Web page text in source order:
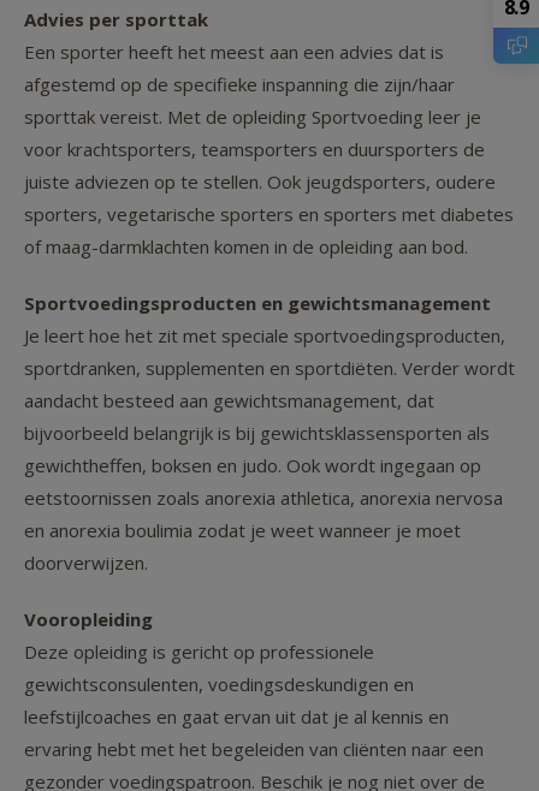
Advies per sporttak
Een sporter heeft het meest aan een advies dat is
afgestemd op de specifieke inspanning die zijn/haar
sporttak vereist. Met de opleiding Sportvoeding leer je
voor krachtsporters, teamsporters en duursporters de
juiste adviezen op te stellen. Ook jeugdsporters, oudere
sporters, vegetarische sporters en sporters met diabetes
of maag-darmklachten komen in de opleiding aan bod.
Sportvoedingsproducten en gewichtsmanagement
Je leert hoe het zit met speciale sportvoedingsproducten,
sportdranken, supplementen en sportdiëten. Verder wordt
aandacht besteed aan gewichtsmanagement, dat
bijvoorbeeld belangrijk is bij gewichtsklassensporten als
gewichtheffen, boksen en judo. Ook wordt ingegaan op
eetstoornissen zoals anorexia athletica, anorexia nervosa
en anorexia boulimia zodat je weet wanneer je moet
doorverwijzen.
Vooropleiding
Deze opleiding is gericht op professionele
gewichtsconsulenten, voedingsdeskundigen en
leefstijlcoaches en gaat ervan uit dat je al kennis en
ervaring hebt met het begeleiden van cliënten naar een
gezonder voedingspatroon. Beschik je nog niet over de
8.9